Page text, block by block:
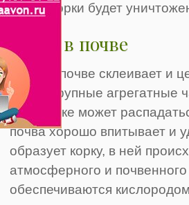
плодожорки будет
Гумус в почве
Гумус в почве склеивает
более крупные агрегатные
обработке может
почва хорошо впитывает и
образует корку, в ней
атмосферного и
обеспечиваются